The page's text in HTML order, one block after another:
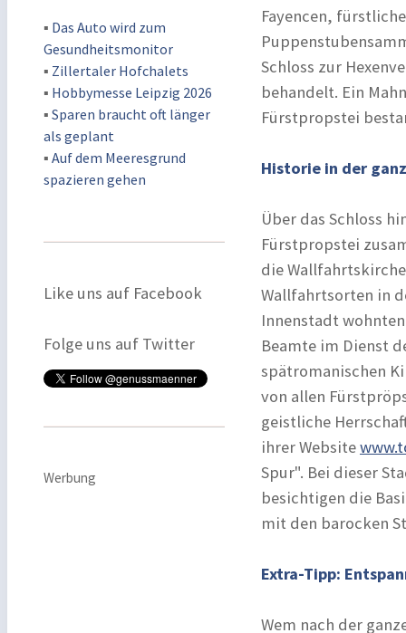
▪ Das Auto wird zum
Gesundheitsmonitor
▪ Zillertaler Hofchalets
▪ Hobbymesse Leipzig 2026
▪ Sparen braucht oft länger
als geplant
▪ Auf dem Meeresgrund
spazieren gehen
Like uns auf Facebook
Folge uns auf Twitter
Werbung
Fayencen,
Schloss zur
behandelt. Ein
Fürstpropstei
Historie in der
Über das Schloss
Fürstpropstei
die
Wallfahrtsorten in
Innenstadt
Beamte im Dienst
spätromanischen
von allen
geistliche
ihrer Website
Spur". Bei dieser
besichtigen die
mit den barocken
Extra-Tipp:
Wem nach der